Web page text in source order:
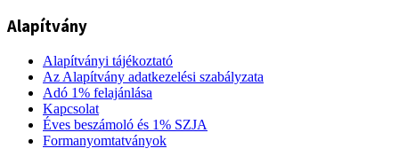
Alapítvány
Alapítványi tájékoztató
Az Alapítvány adatkezelési szabályzata
Adó 1% felajánlása
Kapcsolat
Éves beszámoló és 1% SZJA
Formanyomtatványok